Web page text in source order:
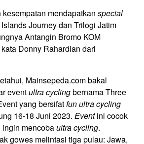
mendapatkan special
Journey dan Trilogi Jatim
Antangin Bromo KOM
Donny Rahardian dari
Mainsepeda.com bakal
eventultra cyclingbernama Three
yang bersifatfun ultra cycling
16-18 Juni 2023. Eventini cocok
ingin mencobaultra cycling.
gowes melintasi tiga pulau: Jawa,